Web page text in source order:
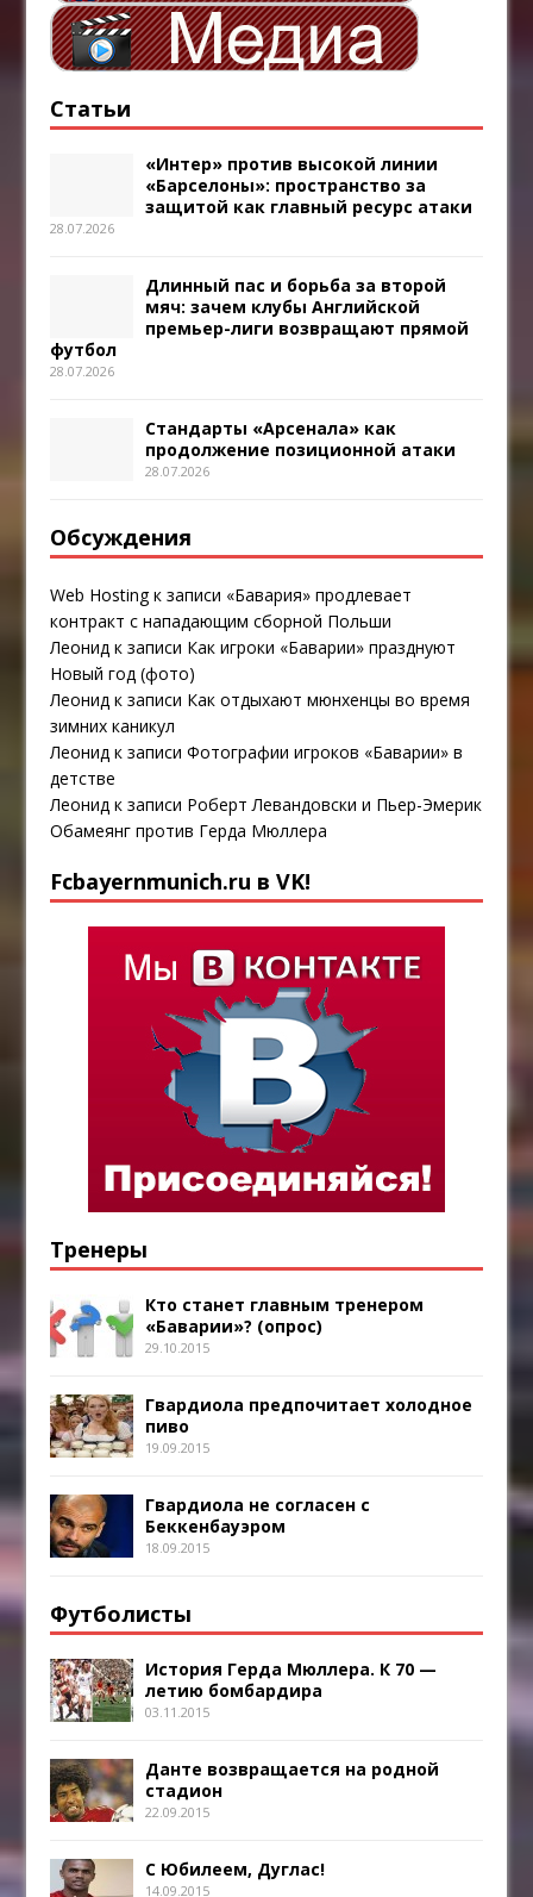
Статьи
«Интер» против высокой линии
«Барселоны»: пространство за
защитой как главный ресурс атаки
28.07.2026
Длинный пас и борьба за второй
мяч: зачем клубы Английской
премьер-лиги возвращают прямой
футбол
28.07.2026
Стандарты «Арсенала» как
продолжение позиционной атаки
28.07.2026
Обсуждения
Web Hostingк записи «Бавария» продлевает
контракт с нападающим сборной Польши
Леонид к записи Как игроки «Баварии» празднуют
Новый год (фото)
Леонид к записи Как отдыхают мюнхенцы во время
зимних каникул
Леонид к записиФотографии игроков «Баварии» в
детстве
Леонид к записи Роберт Левандовски и Пьер-Эмерик
Обамеянг против Герда Мюллера
Fcbayernmunich.ru в VK!
Тренеры
Кто станет главным тренером
«Баварии»? (опрос)
29.10.2015
Гвардиола предпочитает холодное
пиво
19.09.2015
Гвардиола не согласен с
Беккенбауэром
18.09.2015
Футболисты
История Герда Мюллера. К 70 —
летию бомбардира
03.11.2015
Данте возвращается на родной
стадион
22.09.2015
С Юбилеем, Дуглас!
14.09.2015